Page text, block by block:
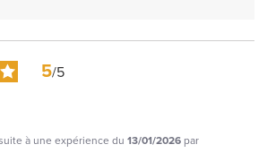
5/5
à une expérience du 13/01/2026 par